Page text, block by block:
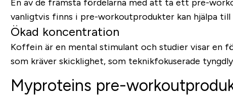
En av de främsta fördelarna med att ta ett pre-
vanligtvis finns i pre-workoutprodukter kan hjälpa
Ökad koncentration
Koffein är en mental stimulant och studier visar en
som kräver skicklighet, som teknikfokuserade
Myproteins pre-